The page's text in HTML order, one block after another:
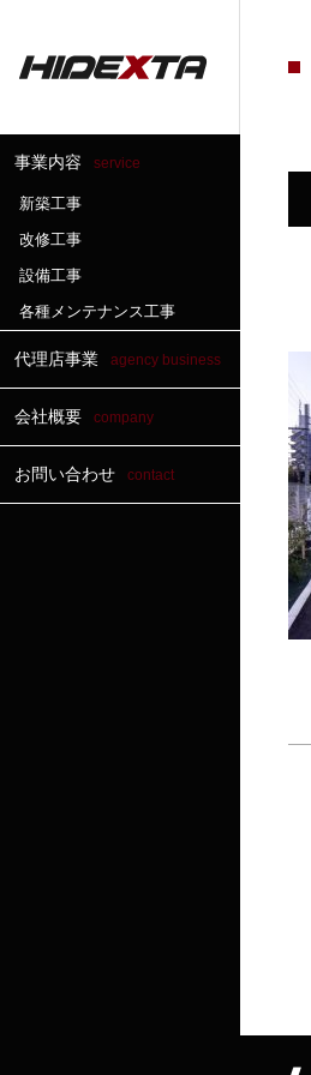
事業内容 service
新築工事
改修工事
設備工事
各種メンテナンス工事
代理店事業 agency business
会社概要 company
お問い合わせ contact